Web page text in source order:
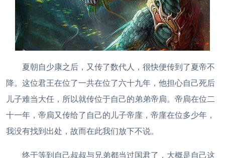
夏朝自少康之后，又传了数代人，很快便传到了夏帝不
降。这位君王在位了一共在位了六十九年，他担心自己死后
儿子难当大任，所以就传位于自己的弟弟帝扃。帝扃在位二
十一年，帝扃又传给了自己的儿子帝廑，帝廑在位多少年，
我没有找到出处，故而在此我们放下不说。
终于等到自己叔叔与兄弟都当过国君了，大概是自己这